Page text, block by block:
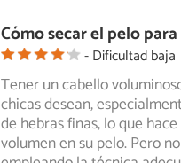
Cómo secar el pelo
Dificultad baja
Tener un cabello
chicas desean,
de hebras finas, lo que
volumen en su pelo. Pero